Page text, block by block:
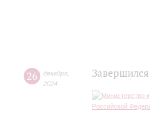
26 декабря
2024